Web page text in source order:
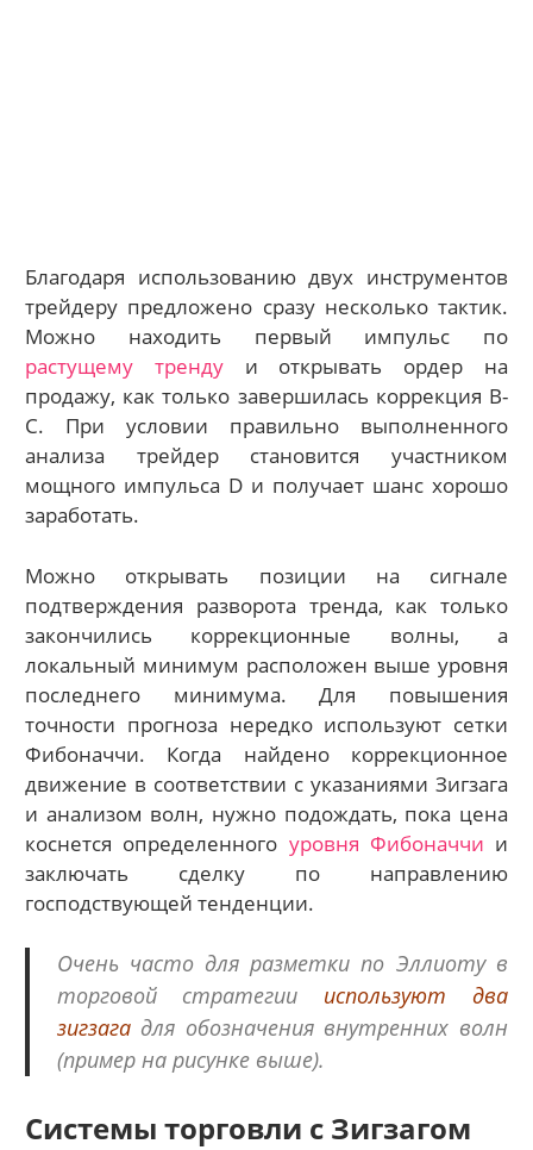
Благодаря использованию двух инструментов
трейдеру предложено сразу несколько тактик.
Можно находить первый импульс по
растущему трендуи открывать ордер на
продажу, как только завершилась коррекция B-
C. При условии правильно выполненного
анализа трейдер становится участником
мощного импульса D и получает шанс хорошо
заработать.
Можно открывать позиции на сигнале
подтверждения разворота тренда, как только
закончились коррекционные волны, а
локальный минимум расположен выше уровня
последнего минимума. Для повышения
точности прогноза нередко используют сетки
Фибоначчи. Когда найдено коррекционное
движение в соответствии с указаниями Зигзага
и анализом волн, нужно подождать, пока цена
коснется определенного уровня Фибоначчи и
заключать сделку по направлению
господствующей тенденции.
Очень часто для разметки по Эллиоту в
торговой стратегии используют два
зигзагадля обозначения внутренних волн
(пример на рисунке выше).
Системы торговли с Зигзагом